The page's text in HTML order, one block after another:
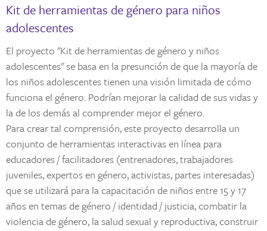
Kit de herramientas de género para niños
adolescentes
El proyecto "Kit de herramientas de género y niños
adolescentes" se basa en la presunción de que la mayoría de
los niños adolescentes tienen una visión limitada de cómo
funciona el género. Podrían mejorar la calidad de sus vidas y
la de los demás al comprender mejor el género.
Para crear tal comprensión, este proyecto desarrolla un
conjunto de herramientas interactivas en línea para
educadores / facilitadores (entrenadores, trabajadores
juveniles, expertos en género, activistas, partes interesadas)
que se utilizará para la capacitación de niños entre 15 y 17
años en temas de género / identidad / justicia, combatir la
violencia de género, la salud sexual y reproductiva, construir